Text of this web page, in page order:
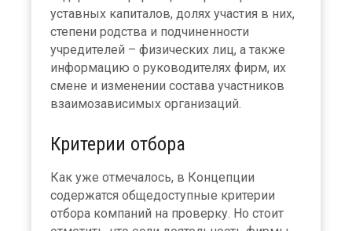
уставных капиталов, долях участия в них,
степени родства и подчиненности
учредителей – физических лиц, а также
информацию о руководителях фирм, их
смене и изменении состава участников
взаимозависимых организаций.
Критерии отбора
Как уже отмечалось, в Концепции
содержатся общедоступные критерии
отбора компаний на проверку. Но стоит